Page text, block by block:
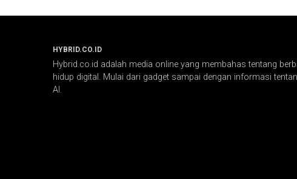
HYBRID.CO.ID
Hybrid.co.id adalah media online yang membahas tentang
hidup digital. Mulai dari gadget sampai dengan informasi
AI.